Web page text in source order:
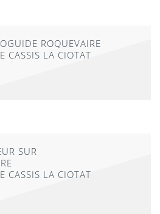
ROQUEVAIRE
CASSIS LA CIOTAT
SUR
CASSIS LA CIOTAT